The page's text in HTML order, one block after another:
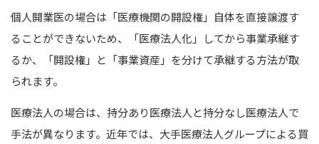
個人開業医の場合は「医療機関の開設権」自体を直接譲渡す
ることができないため、「医療法人化」してから事業承継す
るか、「開設権」と「事業資産」を分けて承継する方法が取
られます。
医療法人の場合は、持分あり医療法人と持分なし医療法人で
手法が異なります。 近年では、大手医療法人グループによる買